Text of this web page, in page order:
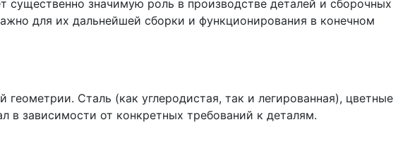
существенно значимую роль в производстве деталей и сборочных
для их дальнейшей сборки и функционирования в конечном
Сталь (как углеродистая, так и легированная), цветные
в зависимости от конкретных требований к деталям.